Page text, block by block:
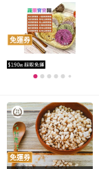
免運券
免運券